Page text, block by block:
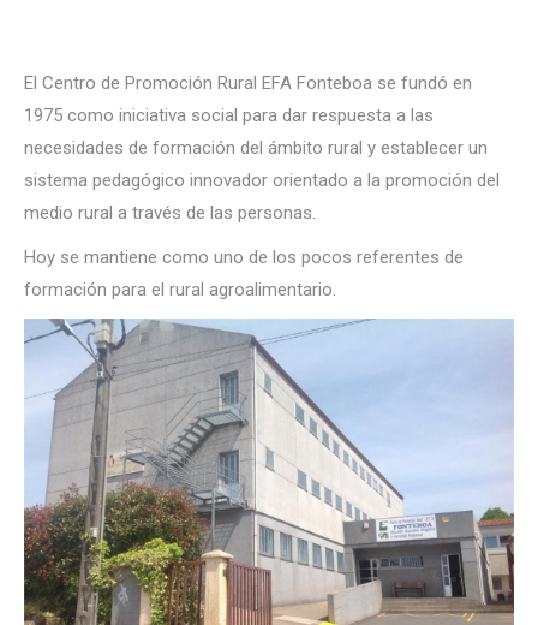
El Centro de Promoción Rural EFA Fonteboa se fundó en
1975 como iniciativa social para dar respuesta a las
necesidades de formación del ámbito rural y establecer un
sistema pedagógico innovador orientado a la promoción del
medio rural a través de las personas.
Hoy se mantiene como uno de los pocos referentes de
formación para el rural agroalimentario.